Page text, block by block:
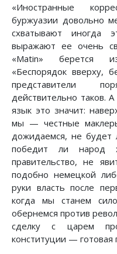
«Иностранные
буржуазии довольно
схватывают иногда
выражают ее очень
«Matin» берется
«Беспорядок вверху,
представители
действительно таков.
язык это значит:
мы — честные
дожидаемся, не
победит ли народ
правительство, не
подобно немецкой
руки власть после
когда мы станем
обернемся против
сделку с царем
конституции — готовая